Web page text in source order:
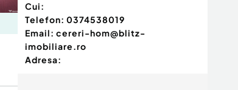
Cui:
Telefon: 0374538019
Email: cereri-hom@blitz-
imobiliare.ro
Adresa: